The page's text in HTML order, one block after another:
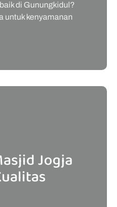
di Gunungkidul?
untuk kenyamanan
Jogja